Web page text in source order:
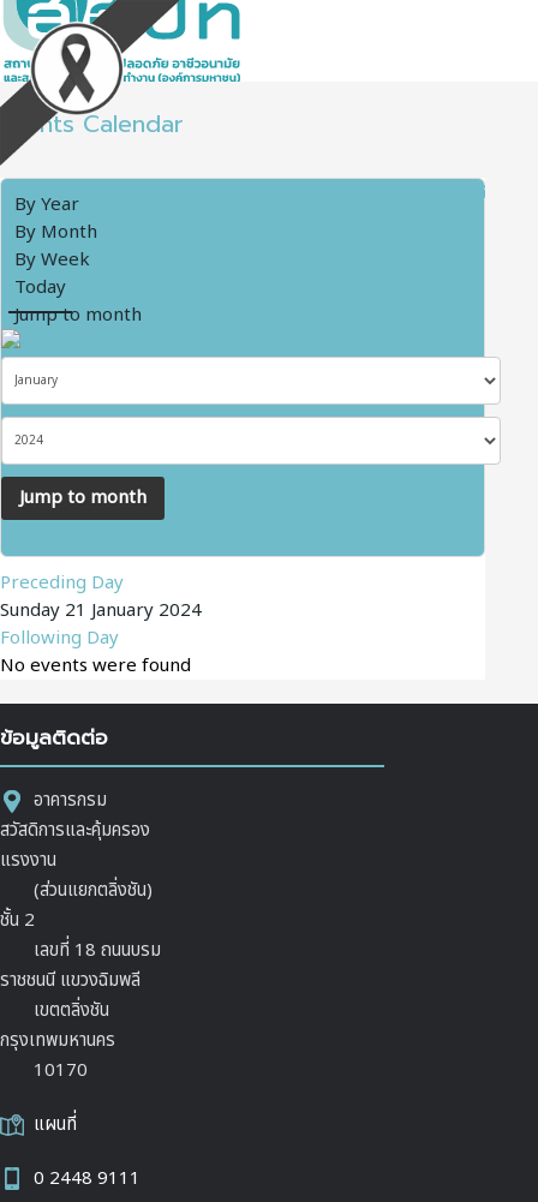
Events Calendar
By Year
By Month
By Week
Today
Jump to month
Jump to month
Preceding Day
Sunday 21 January 2024
Following Day
No events were found
ข้อมูลติดต่อ
อาคารกรม
สวัสดิการและคุ้มครอง
แรงงาน
(ส่วนแยกตลิ่งชัน)
ชั้น 2
เลขที่ 18 ถนนบรม
ราชชนนี แขวงฉิมพลี
เขตตลิ่งชัน
กรุงเทพมหานคร
10170
แผนที่
0 2448 9111